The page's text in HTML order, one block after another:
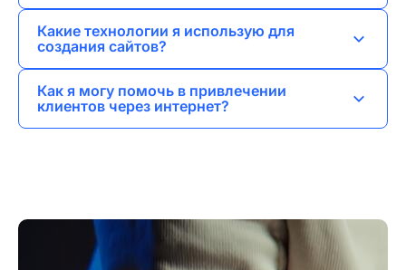
интернет-магазинов и брендинг.
обычно я стараюсь завершить разработку в
Какие технологии я использую для
создания сайтов?
такими как HTML, CSS, JavaScript, PHP и
Как я могу помочь в привлечении
клиентов через интернет?